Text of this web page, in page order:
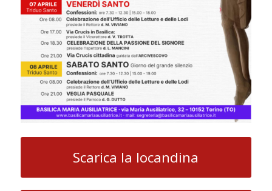
Scarica la locandina